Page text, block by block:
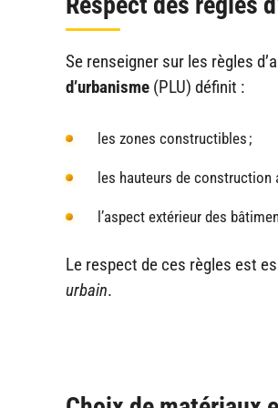
Se renseigner sur les règles
d’urbanisme (PLU) définit :
les zones constructibles ;
les hauteurs de construction
l’aspect extérieur des
Le respect de ces règles est
urbain.